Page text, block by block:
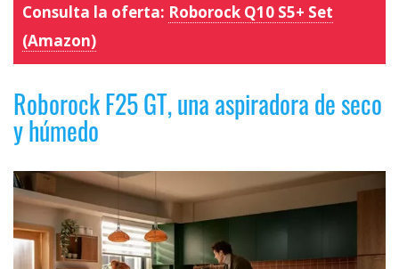
Consulta la oferta: Roborock Q10 S5+ Set
(Amazon)
Roborock F25 GT, una aspiradora de seco
y húmedo